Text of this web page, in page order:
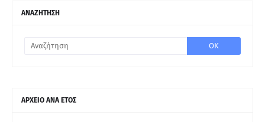
ΑΝΑΖΗΤΗΣΗ
ΑΡΧΕΙΟ ΑΝΑ ΕΤΟΣ